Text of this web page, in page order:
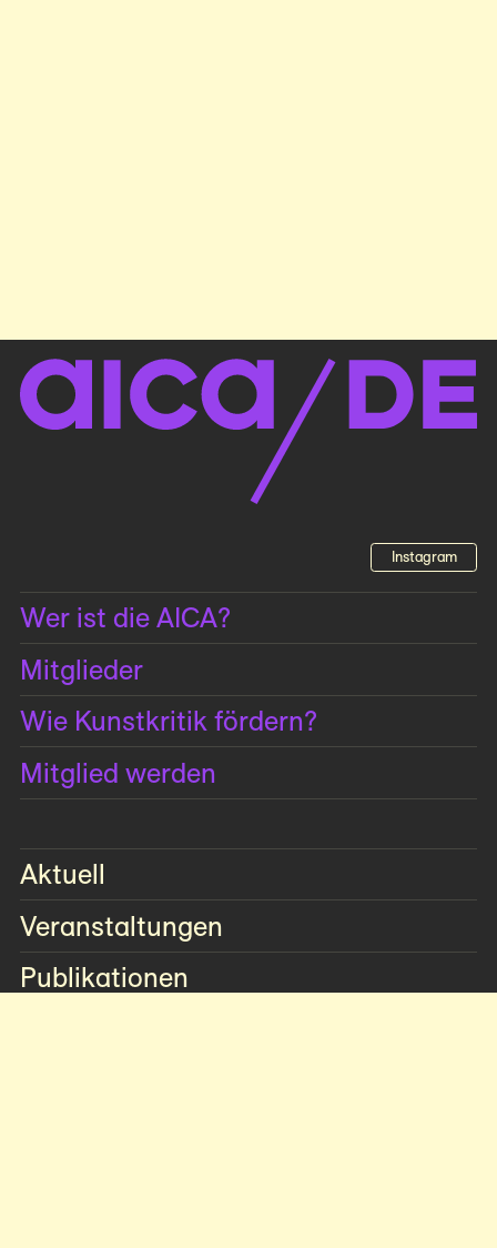
Instagram
Wer ist die AICA?
Mitglieder
Wie Kunstkritik fördern?
Mitglied werden
Aktuell
Veranstaltungen
Publikationen